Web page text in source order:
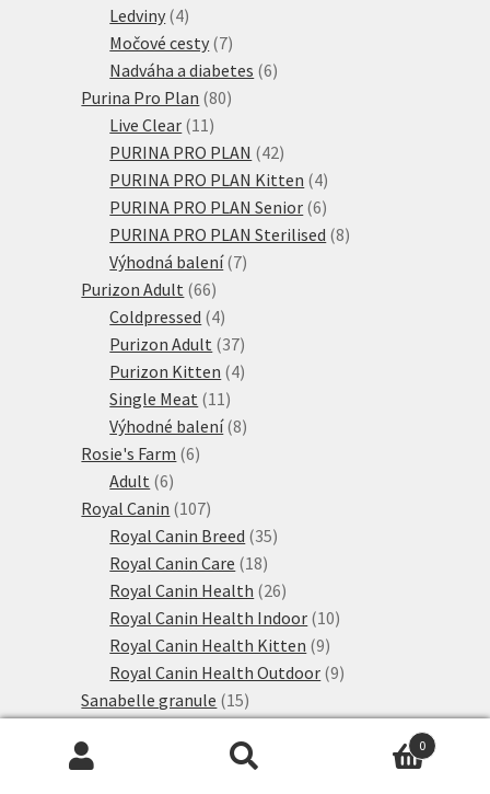
produkty
Ledviny 44
produkty
Močové cesty 77
produktů
Nadváha a diabetes 66
Purina Pro Plan 8080
Live Clear 11 11
produktů
PURINA PRO PLAN 4242
produktů
PURINA PRO PLAN Kitten 44
produkty
PURINA PRO PLAN Senior 66
produktů
PURINA PRO PLAN Sterilised 88
Výhodná balení 77
Purizon Adult 6666
produktů
Coldpressed 44
produkty
Purizon Adult 3737
produktů
Purizon Kitten 44
Single Meat 11 11
produktů
Výhodné balení 88
Rosie's Farm 66
Adult 66
produktů
Royal Canin 107107
produktů
Royal Canin Breed 3535
Royal Canin Care 1818
produktů
Royal Canin Health 2626
produktů
Royal Canin Health Indoor 1010
Royal Canin Health Kitten 99
produktů
Royal Canin Health Outdoor 99
Sanabelle granule 1515
produktů
5
produktů
Sanabelle Kitten 1 0